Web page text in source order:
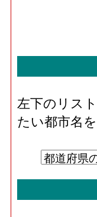
左下のリス
たい都市名